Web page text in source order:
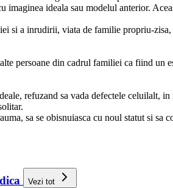
imaginea ideala sau modelul anterior.
si a inrudirii, viata de familie propriu-
persoane din cadrul familiei ca fiind un
refuzand sa vada defectele celuilalt,
sa se obisnuiasca cu noul statut si sa
Vezi tot